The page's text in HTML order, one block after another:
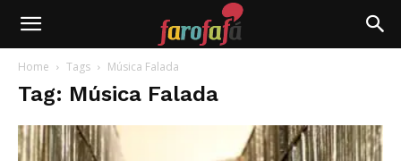
Farofafá
Home Tags Música Falada
Tag: Música Falada